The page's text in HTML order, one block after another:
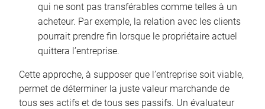
qui ne sont pas transférables comme telles à un
acheteur. Par exemple, la relation avec les clients
pourrait prendre fin lorsque le propriétaire actuel
quittera l’entreprise.
Cette approche, à supposer que l’entreprise soit viable,
permet de déterminer la juste valeur marchande de
tous ses actifs et de tous ses passifs. Un évaluateur